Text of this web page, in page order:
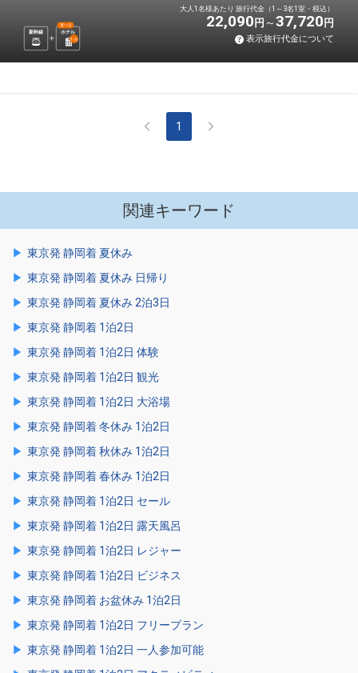
新幹線 ホテル
選べる
1 泊
大人1名様あたり 旅行代金（1～3名1室・税込）
22,090 円 37,720 円
表示旅行代金について
1
関連キーワード
東京発 静岡着 夏休み
東京発 静岡着 夏休み 日帰り
東京発 静岡着 夏休み 2泊3日
東京発 静岡着 1泊2日
東京発 静岡着 1泊2日 体験
東京発 静岡着 1泊2日 観光
東京発 静岡着 1泊2日 大浴場
東京発 静岡着 冬休み 1泊2日
東京発 静岡着 秋休み 1泊2日
東京発 静岡着 春休み 1泊2日
東京発 静岡着 1泊2日 セール
東京発 静岡着 1泊2日 露天風呂
東京発 静岡着 1泊2日 レジャー
東京発 静岡着 1泊2日 ビジネス
東京発 静岡着 お盆休み 1泊2日
東京発 静岡着 1泊2日 フリープラン
東京発 静岡着 1泊2日 一人参加可能